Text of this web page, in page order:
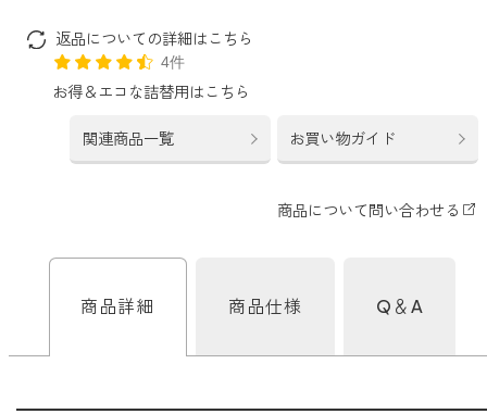
どこでも
リードディフューザー
イーミスト
どこでも
ラベンダー
キャンドルライト
ストレケアアロマ-眠り-
眠気対策
ご利用ガイド
法人のお客様
採用情報
返品についての詳細はこちら
4件
お得＆エコな詰替用はこちら
関連商品一覧 お買い物ガイド
商品詳細 商品仕様 Q＆A